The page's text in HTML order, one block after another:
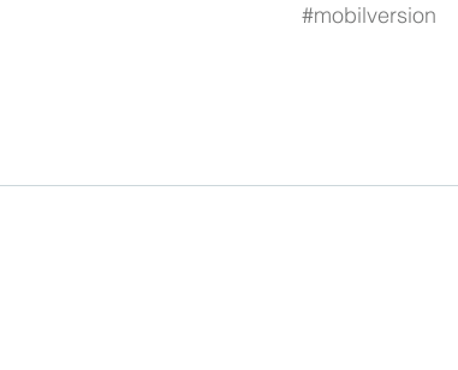
#mobilversion